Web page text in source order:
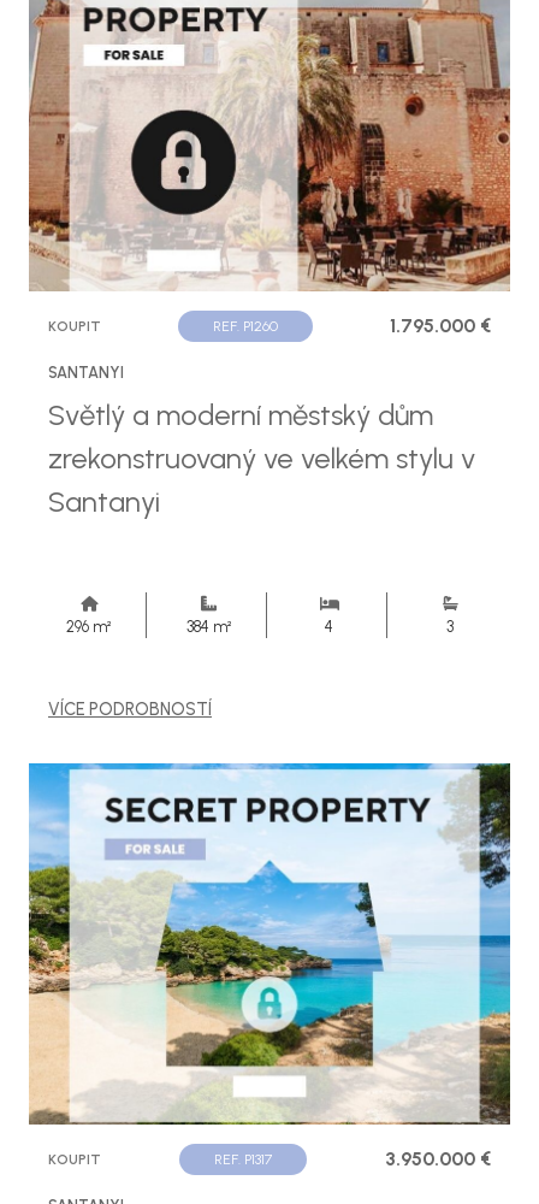
KOUPIT REF. P1260 1.795.000 €
SANTANYI
Světlý a moderní městský dům
zrekonstruovaný ve velkém stylu v
Santanyi
296 m² 384 m² 4 3
VÍCE PODROBNOSTÍ
KOUPIT REF. P1317 3.950.000 €